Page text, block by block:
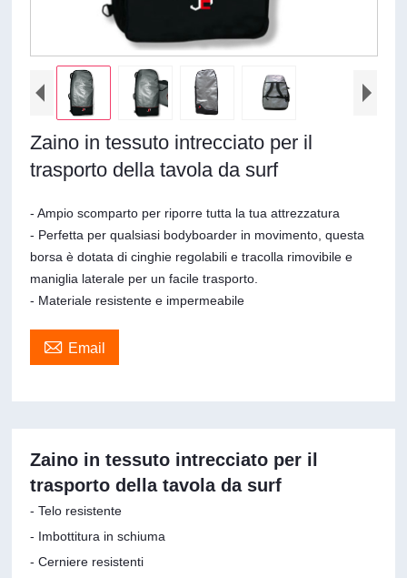
Zaino in tessuto intrecciato per il
trasporto della tavola da surf
- Ampio scomparto per riporre tutta la tua attrezzatura
- Perfetta per qualsiasi bodyboarder in movimento, questa
borsa è dotata di cinghie regolabili e tracolla rimovibile e
maniglia laterale per un facile trasporto.
- Materiale resistente e impermeabile
 Email
Zaino in tessuto intrecciato per il
trasporto della tavola da surf
- Telo resistente
- Imbottitura in schiuma
- Cerniere resistenti